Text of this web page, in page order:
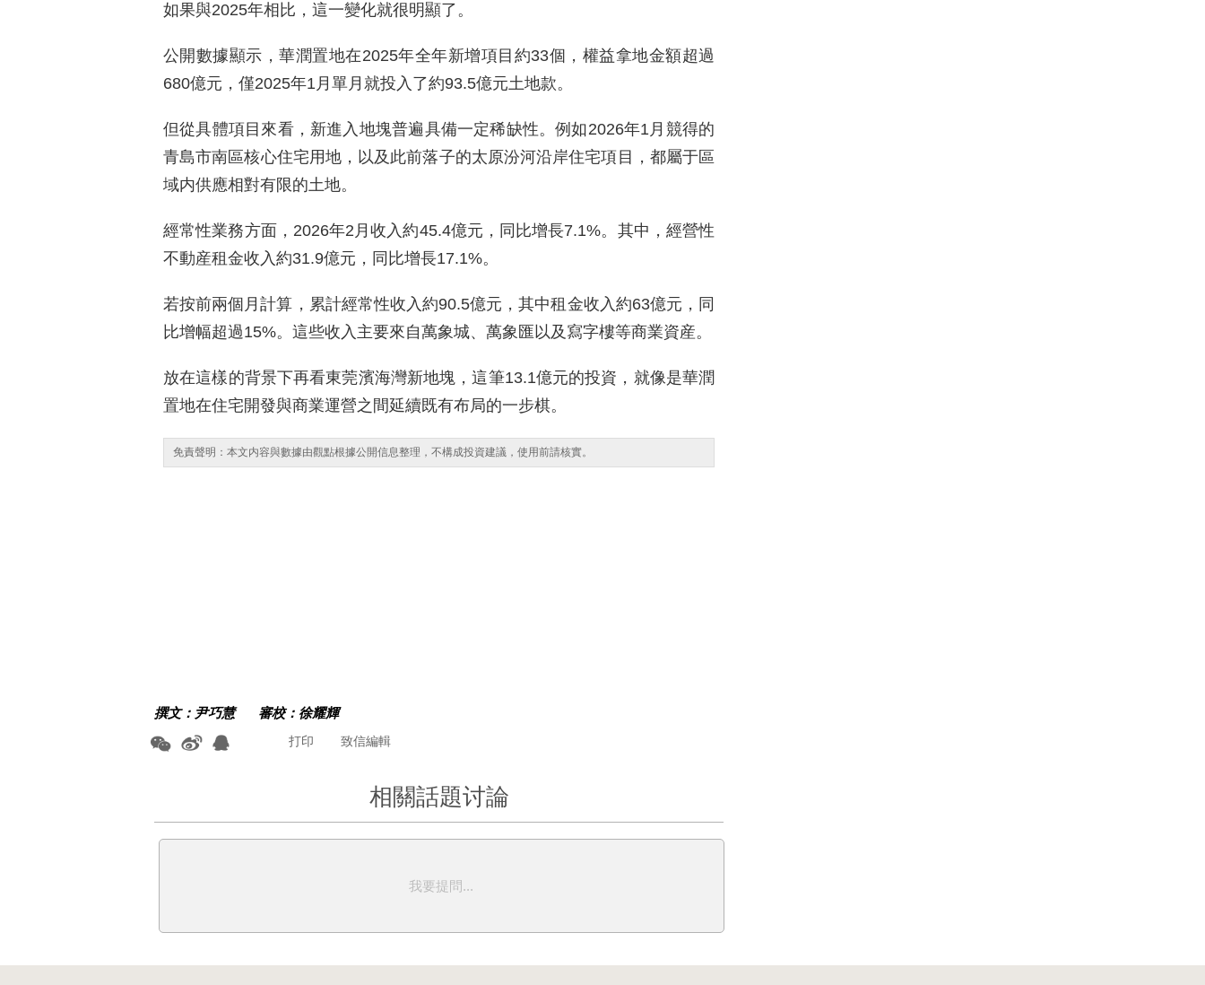
如果與2025年相比，這一變化就很明顯了。
公開數據顯示，華潤置地在2025年全年新增項目約33個，權益拿地金額超過
680億元，僅2025年1月單月就投入了約93.5億元土地款。
但從具體項目來看，新進入地塊普遍具備一定稀缺性。例如2026年1月競得的
青島市南區核心住宅用地，以及此前落子的太原汾河沿岸住宅項目，都屬于區
域内供應相對有限的土地。
經常性業務方面，2026年2月收入約45.4億元，同比增長7.1%。其中，經營性
不動産租金收入約31.9億元，同比增長17.1%。
若按前兩個月計算，累計經常性收入約90.5億元，其中租金收入約63億元，同
比增幅超過15%。這些收入主要來自萬象城、萬象匯以及寫字樓等商業資産。
放在這樣的背景下再看東莞濱海灣新地塊，這筆13.1億元的投資，就像是華潤
置地在住宅開發與商業運營之間延續既有布局的一步棋。
免責聲明：本文内容與數據由觀點根據公開信息整理，不構成投資建議，使用前請核實。
撰文： 尹巧慧 審校：徐耀輝
致信編輯
打印
相關話題讨論
我要提問...